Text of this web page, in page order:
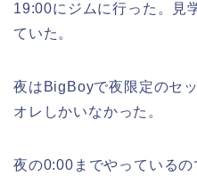
19:00にジムに行った。見
ていた。
夜はBigBoyで夜限定のセ
オレしかいなかった。
夜の0:00までやっているの